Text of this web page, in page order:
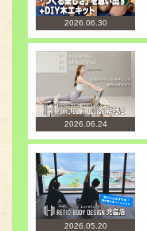
2026.06.30
2026.06.24
2026.05.20